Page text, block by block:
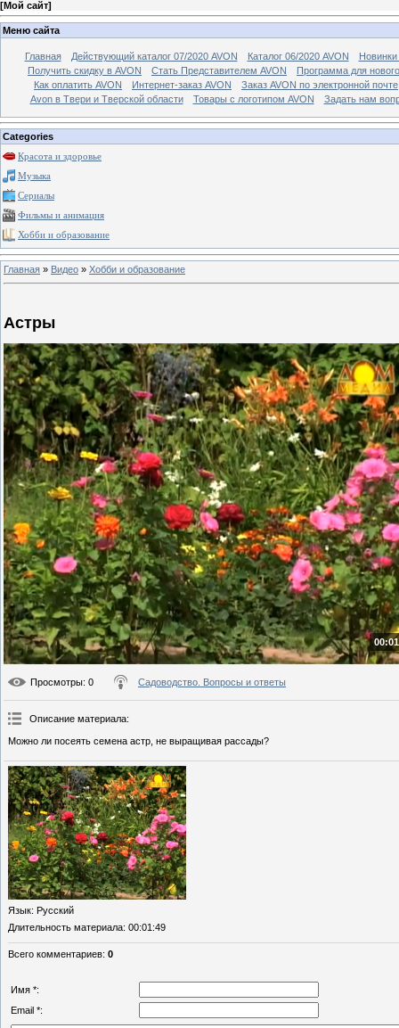
[Мой сайт]
Меню сайта
Главная Действующий каталог 07/2020 AVON Каталог 06/2020 AVON
Новинки
Получить скидку в AVON
Стать Представителем AVON
Программа для
Как оплатить AVON
Интернет-заказ AVON
Заказ AVON по электронной почте
Avon в Твери и Тверской области
Товары с логотипом AVON Задать нам
Categories
Красота и здоровье
Музыка
Сериалы
Фильмы и анимация
Хобби и образование
Главная » Видео » Хобби и образование
Астры
Просмотры: 0 Садоводство. Вопросы и ответы
Описание материала:
Можно ли посеять семена астр, не выращивая рассады?
Язык: Русский
Длительность материала: 00:01:49
Всего комментариев: 0
Имя *:
Email *: